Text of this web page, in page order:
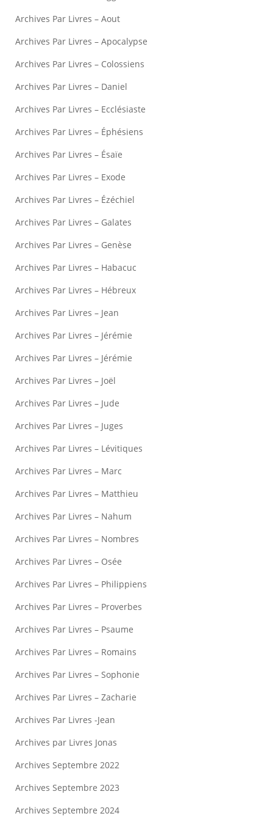
Archives Par Livres – Aout
Archives Par Livres – Apocalypse
Archives Par Livres – Colossiens
Archives Par Livres – Daniel
Archives Par Livres – Ecclésiaste
Archives Par Livres – Éphésiens
Archives Par Livres – Ésaïe
Archives Par Livres – Exode
Archives Par Livres – Ézéchiel
Archives Par Livres – Galates
Archives Par Livres – Genèse
Archives Par Livres – Habacuc
Archives Par Livres – Hébreux
Archives Par Livres – Jean
Archives Par Livres – Jérémie
Archives Par Livres – Jérémie
Archives Par Livres – Joël
Archives Par Livres – Jude
Archives Par Livres – Juges
Archives Par Livres – Lévitiques
Archives Par Livres – Marc
Archives Par Livres – Matthieu
Archives Par Livres – Nahum
Archives Par Livres – Nombres
Archives Par Livres – Osée
Archives Par Livres – Philippiens
Archives Par Livres – Proverbes
Archives Par Livres – Psaume
Archives Par Livres – Romains
Archives Par Livres – Sophonie
Archives Par Livres – Zacharie
Archives Par Livres -Jean
Archives par Livres Jonas
Archives Septembre 2022
Archives Septembre 2023
Archives Septembre 2024